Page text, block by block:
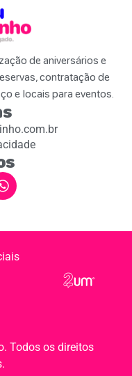
de aniversários e
contratação de
e locais para eventos.
Todos os direitos